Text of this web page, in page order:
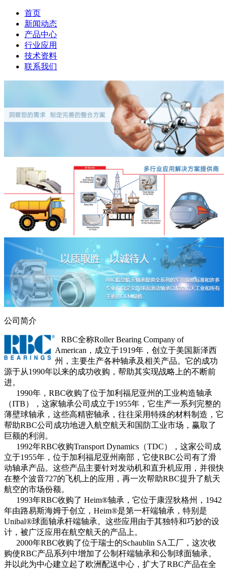
首页
新闻动态
产品中心
行业应用
技术资料
联系我们
公司简介
RBC全称Roller Bearing Company of
American，成立于1919年，创立于美国新泽西
州，主要生产各种轴承及相关产品。它的成功
源于从1990年以来的成功收购，帮助其实现战略上的不断前
进。
1990年，RBC收购了位于加利福尼亚州的工业构造轴承
（ITB），这家轴承公司成立于1955年，它生产一系列完整的
薄壁球轴承，这些高精密轴承，往往采用特殊的材料制造，它
帮助RBC公司成功地进入航空航天和国防工业市场，赢取了
巨额的利润。
1992年RBC收购Transport Dynamics（TDC），这家公司成
立于1955年，位于加利福尼亚州南部，它使RBC公司有了滑
动轴承产品。这些产品主要针对发动机和直升机应用，并很快
在整个波音727的飞机上的应用，再一次帮助RBC提升了航天
航空的市场份额。
1993年RBC收购了 Heim®轴承，它位于康涅狄格州，1942
年由路易斯海姆于创立，Heim®是第一杆端轴承，特别是
Unibal®球面轴承杆端轴承。这些应用由于其独特和巧妙的设
计，被广泛应用在航空航天的产品上。
2000年RBC收购了位于瑞士的Schaublin SA工厂，这次收
购使RBC产品系列中增加了公制杆端轴承和公制球面轴承。
并以此为中心建立起了欧洲配送中心，扩大了RBC产品在全